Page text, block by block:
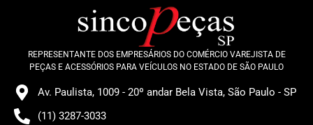
REPRESENTANTE DOS EMPRESÁRIOS DO COMÉRCIO VAREJISTA DE
PEÇAS E ACESSÓRIOS PARA VEÍCULOS NO ESTADO DE SÃO PAULO
Av. Paulista, 1009 - 20º andar Bela Vista, São Paulo - SP
(11) 3287-3033